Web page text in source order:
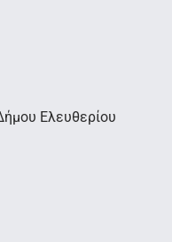
Ελευθερίου